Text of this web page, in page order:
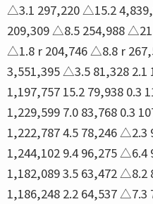
△3.1 297,220 △15.2
209,309 △8.5 254,988
△1.8 r 204,746 △8.8 r
3,551,395 △3.5 81,328 2.1
1,197,757 15.2 79,938 0.3
1,229,599 7.0 83,768 0.3
1,222,787 4.5 78,246
1,244,102 9.4 96,275
1,182,089 3.5 63,472
1,186,248 2.2 64,537